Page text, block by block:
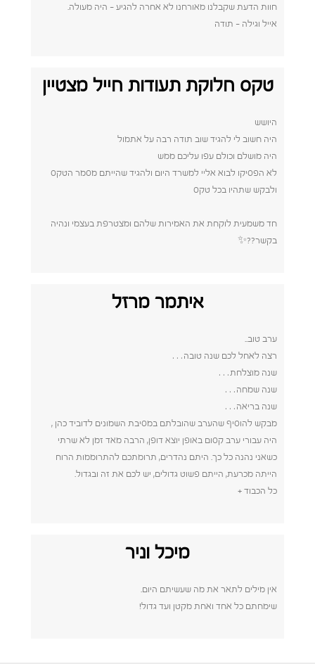
חוות הדעת שקבלנו מאורחנו לא אחרה להגיע – היה מעולה.
אייל וגילה – תודה
טקס חלוקת תעודות חייל מצטיין
היושש
היה חשוב לי להגיד שוב תודה רבה על אתמול
היה מושלם וכולם עפו עליכם ממש
לא הפסיקו לבוא אליי למשרד היום ולהגיד שהייתם מסמר הטקס
ולבקש שתהיו בכל טקס
חד משמעית לוקחת את האמירות שלהם ומצטרפת בעצמי ונהיה
בקשר??✨
איתמר מרזל
ערב טוב..
רצה לאחל לכם שנה טובה…
שנה מוצלחת…
שנה שמחה…
שנה בריאה…
מבקש להוסיף שהערב שהובלתם במסיבת השמונים לדוביד כהן ,
היה עבורי ערב קסום באופן יוצא דופן, הרבה מאד זמן לא שרתי
כשאני נהנה כל כך. היתם נהדרים, תרומתכם להתרוממות הרוח
הייתה מכרעת, הייתם פשוט גדולים, יש לכם את זה ובגדול.
כל הכבוד +
מיכל וניר
אין מילים לתאר את מה שעשיתם היום.
שימחתם כל אחד ואחת מקטן ועד גדול!